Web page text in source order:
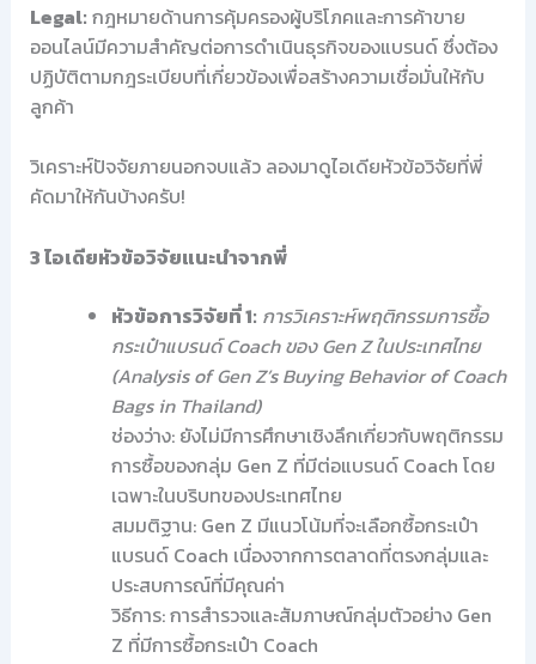
Legal: กฎหมายด้านการคุ้มครองผู้บริโภคและการค้าขาย
ออนไลน์มีความสำคัญต่อการดำเนินธุรกิจของแบรนด์ ซึ่งต้อง
ปฏิบัติตามกฎระเบียบที่เกี่ยวข้องเพื่อสร้างความเชื่อมั่นให้กับ
ลูกค้า
วิเคราะห์ปัจจัยภายนอกจบแล้ว ลองมาดูไอเดียหัวข้อวิจัยที่พี่
คัดมาให้กันบ้างครับ!
3 ไอเดียหัวข้อวิจัยแนะนำจากพี่
หัวข้อการวิจัยที่ 1: การวิเคราะห์พฤติกรรมการซื้อ
กระเป๋าแบรนด์ Coach ของ Gen Z ในประเทศไทย
(Analysis of Gen Z’s Buying Behavior of Coach
Bags in Thailand)
ช่องว่าง: ยังไม่มีการศึกษาเชิงลึกเกี่ยวกับพฤติกรรม
การซื้อของกลุ่ม Gen Z ที่มีต่อแบรนด์ Coach โดย
เฉพาะในบริบทของประเทศไทย
สมมติฐาน: Gen Z มีแนวโน้มที่จะเลือกซื้อกระเป๋า
แบรนด์ Coach เนื่องจากการตลาดที่ตรงกลุ่มและ
ประสบการณ์ที่มีคุณค่า
วิธีการ: การสำรวจและสัมภาษณ์กลุ่มตัวอย่าง Gen
Z ที่มีการซื้อกระเป๋า Coach